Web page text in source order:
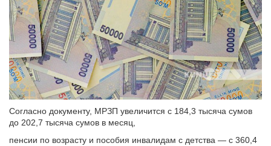
Согласно документу, МРЗП увеличится с 184,3 тысяча сумов
до 202,7 тысяча сумов в месяц,
пенсии по возрасту и пособия инвалидам с детства — с 360,4